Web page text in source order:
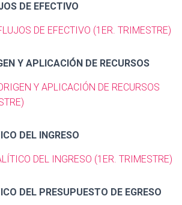
DE EFECTIVO
DE EFECTIVO (1ER. TRIMESTRE)
Y APLICACIÓN DE RECURSOS
Y APLICACIÓN DE RECURSOS
DEL INGRESO
DEL INGRESO (1ER. TRIMESTRE)
DEL PRESUPUESTO DE EGRESO